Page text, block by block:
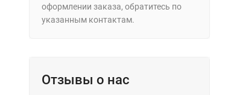
оформлении заказа, обратитесь по
указанным контактам.
Отзывы о нас